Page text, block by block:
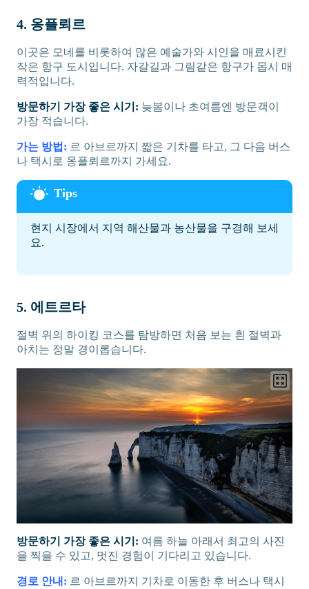
4. 옹플뢰르
이곳은 모네를 비롯하여 많은 예술가와 시인을 매료시킨
작은 항구 도시입니다. 자갈길과 그림같은 항구가 몹시 매
력적입니다.
방문하기 가장 좋은 시기: 늦봄이나 초여름엔 방문객이
가장 적습니다.
가는 방법: 르 아브르까지 짧은 기차를 타고, 그 다음 버스
나 택시로 옹플뢰르까지 가세요.
현지 시장에서 지역 해산물과 농산물을 구경해 보세
요.
5. 에트르타
절벽 위의 하이킹 코스를 탐방하면 처음 보는 흰 절벽과
아치는 정말 경이롭습니다.
방문하기 가장 좋은 시기: 여름 하늘 아래서 최고의 사진
을 찍을 수 있고, 멋진 경험이 기다리고 있습니다.
경로 안내: 르 아브르까지 기차로 이동한 후 버스나 택시